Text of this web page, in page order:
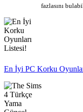
fazlasını
En İyi PC Korku